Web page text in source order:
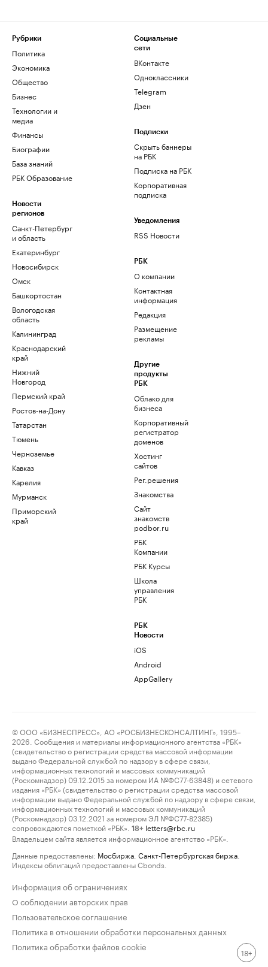
Рубрики
Политика
Экономика
Общество
Бизнес
Технологии и
медиа
Финансы
Биографии
База знаний
РБК Образование
Новости
регионов
Санкт-Петербург
и область
Екатеринбург
Новосибирск
Омск
Башкортостан
Вологодская
область
Калининград
Краснодарский
край
Нижний
Новгород
Пермский край
Ростов-на-Дону
Татарстан
Тюмень
Черноземье
Кавказ
Карелия
Мурманск
Приморский
край
Социальные
сети
ВКонтакте
Одноклассники
Telegram
Дзен
Подписки
Скрыть баннеры
на РБК
Подписка на РБК
Корпоративная
подписка
Уведомления
RSS Новости
РБК
О компании
Контактная
информация
Редакция
Размещение
рекламы
Другие
продукты
РБК
Облако для
бизнеса
Корпоративный
регистратор
доменов
Хостинг
сайтов
Рег.решения
Знакомства
Сайт
знакомств
podbor.ru
РБК
Компании
РБК Курсы
Школа
управления
РБК
РБК
Новости
iOS
Android
AppGallery
© ООО «БИЗНЕСПРЕСС», АО «РОСБИЗНЕСКОНСАЛТИНГ», 1995–
2026. Сообщения и материалы информационного агентства «РБК»
(свидетельство о регистрации средства массовой информации
выдано Федеральной службой по надзору в сфере связи,
информационных технологий и массовых коммуникаций
(Роскомнадзор) 09.12.2015 за номером ИА №ФС77-63848) и сетевого
издания «РБК» (свидетельство о регистрации средства массовой
информации выдано Федеральной службой по надзору в сфере связи,
информационных технологий и массовых коммуникаций
(Роскомнадзор) 03.12.2021 за номером ЭЛ №ФС77-82385)
сопровождаются пометкой «РБК».
18+ letters@rbc.ru
Владельцем сайта является информационное агентство «РБК».
Данные предоставлены: Мосбиржа Санкт-Петербургская биржа
Индексы облигаций предоставлены Cbonds.
Информация об ограничениях
О соблюдении авторских прав
Пользовательское соглашение
Политика в отношении обработки персональных данных
Политика обработки файлов cookie
18+